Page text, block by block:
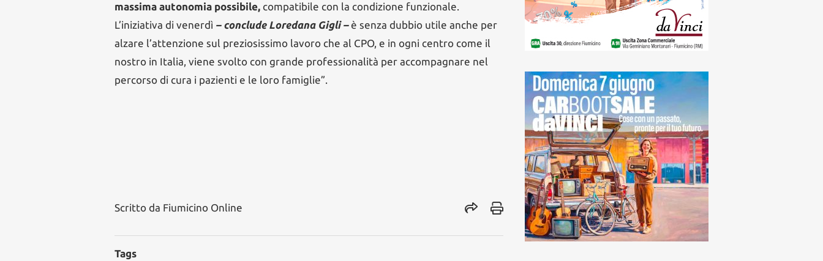
massima autonomia possibile, compatibile con la condizione funzionale.
L’iniziativa di venerdì – conclude Loredana Gigli – è senza dubbio utile anche per
alzare l’attenzione sul preziosissimo lavoro che al CPO, e in ogni centro come il
nostro in Italia, viene svolto con grande professionalità per accompagnare nel
percorso di cura i pazienti e le loro famiglie”.
Scritto da Fiumicino Online
Tags